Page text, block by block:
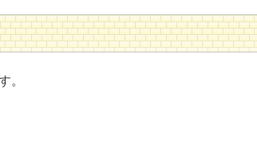
。